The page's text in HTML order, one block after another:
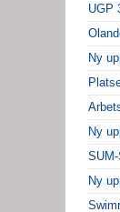
UGP
Ny
Ny
Ny